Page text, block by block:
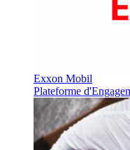
Exxon Mobil
Plateforme